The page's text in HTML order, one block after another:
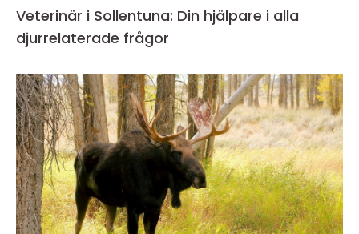
Veterinär i Sollentuna: Din hjälpare i alla
djurrelaterade frågor